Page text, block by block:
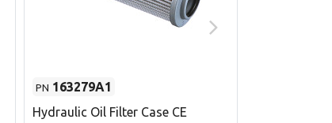
PN 163279A1
Hydraulic Oil Filter Case CE